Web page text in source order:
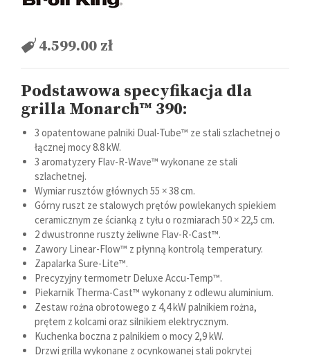
4.599.00 zł
Podstawowa specyfikacja dla
grilla Monarch™ 390:
3 opatentowane palniki Dual-Tube™ ze stali szlachetnej o
łącznej mocy 8.8 kW.
3 aromatyzery Flav-R-Wave™ wykonane ze stali
szlachetnej.
Wymiar rusztów głównych 55 × 38 cm.
Górny ruszt ze stalowych prętów powlekanych spiekiem
ceramicznym ze ścianką z tyłu o rozmiarach 50 × 22,5 cm.
2 dwustronne ruszty żeliwne Flav-R-Cast™.
Zawory Linear-Flow™ z płynną kontrolą temperatury.
Zapalarka Sure-Lite™.
Precyzyjny termometr Deluxe Accu-Temp™.
Piekarnik Therma-Cast™ wykonany z odlewu aluminium.
Zestaw rożna obrotowego z 4,4 kW palnikiem rożna,
prętem z kolcami oraz silnikiem elektrycznym.
Kuchenka boczna z palnikiem o mocy 2,9 kW.
Drzwi grilla wykonane z ocynkowanej stali pokrytej